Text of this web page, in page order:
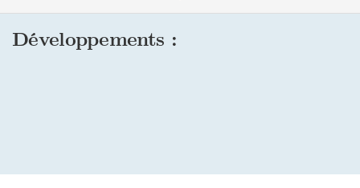
Développements :